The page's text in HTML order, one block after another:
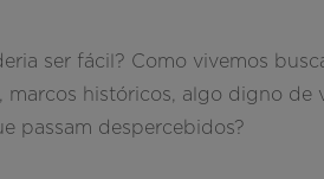
ser fácil? Como vivemos
históricos, algo digno de
passam despercebidos?